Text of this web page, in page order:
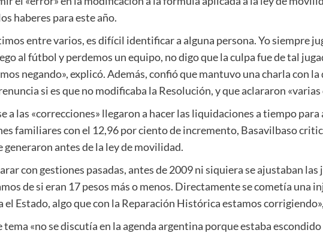
haberes para este año.
entre varios, es difícil identificar a alguna persona. Yo siempre
al fútbol y perdemos un equipo, no digo que la culpa fue de tal
negando», explicó. Además, confió que mantuvo una charla con
si es que no modificaba la Resolución, y que aclararon «varias
a las «correcciones» llegaron a hacer las liquidaciones a tiempo
familiares con el 12,96 por ciento de incremento, Basavilbaso
generaron antes de la ley de movilidad.
con gestiones pasadas, antes de 2009 ni siquiera se ajustaban
de si eran 17 pesos más o menos. Directamente se cometía una
el Estado, algo que con la Reparación Histórica estamos
«no se discutía en la agenda argentina porque estaba